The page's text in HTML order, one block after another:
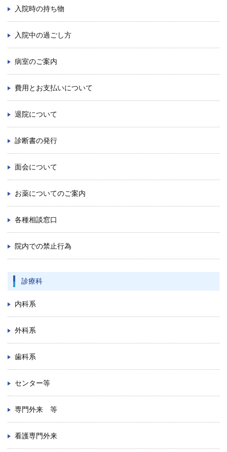
公式YouTube
九州大学大学院 薬学研究院
九州大学
九州大学病院 別府病院
入院時の持ち物
入院中の過ごし方
病室のご案内
費用とお支払いについて
退院について
診断書の発行
面会について
お薬についてのご案内
各種相談窓口
院内での禁止行為
診療科
内科系
外科系
歯科系
センター等
専門外来 等
看護専門外来